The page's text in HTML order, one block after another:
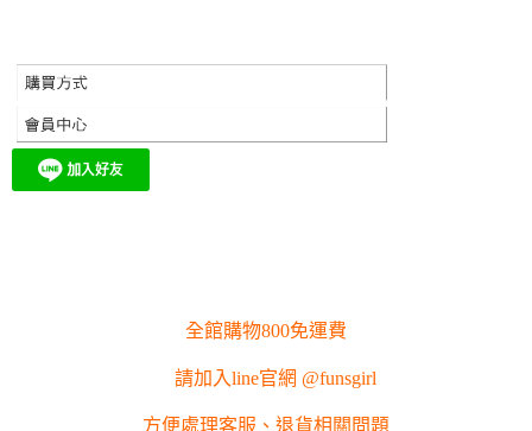
全館購物800免運費
請加入line官網 @funsgirl
方便處理客服、退貨相關問題